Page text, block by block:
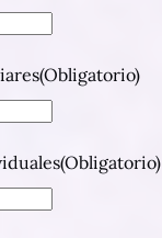
(Obligatorio)
(Obligatorio)